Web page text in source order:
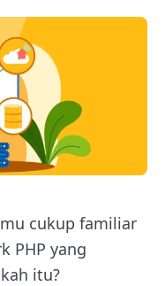
cukup familiar
PHP yang
itu?